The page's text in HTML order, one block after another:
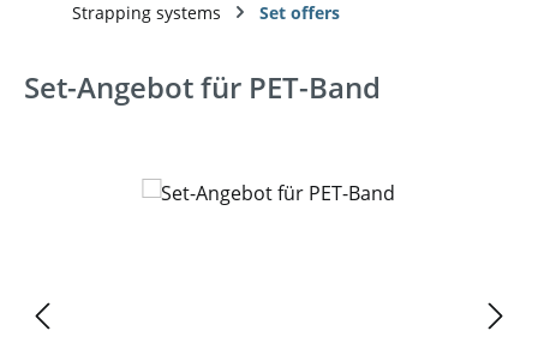
Strapping systems Set offers
Set-Angebot für PET-Band
Ignorer la galerie d'images